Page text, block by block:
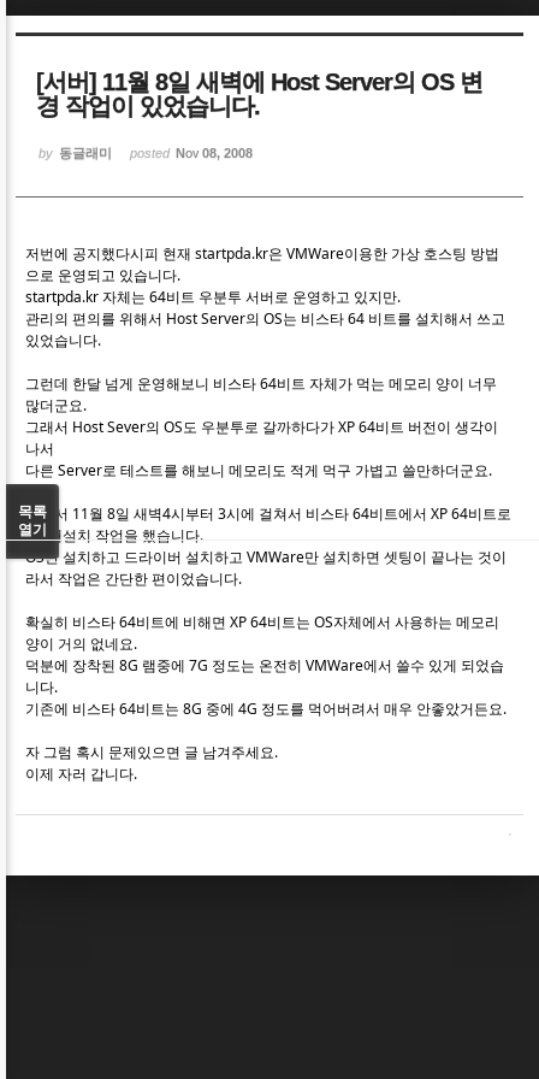
[서버] 11월 8일 새벽에 Host Server의 OS 변
경 작업이 있었습니다.
by 동글래미 posted Nov 08, 2008
저번에 공지했다시피 현재 startpda.kr은 VMWare이용한 가상 호스팅 방법
으로 운영되고 있습니다.
startpda.kr 자체는 64비트 우분투 서버로 운영하고 있지만.
관리의 편의를 위해서 Host Server의 OS는 비스타 64 비트를 설치해서 쓰고
있었습니다.
그런데 한달 넘게 운영해보니 비스타 64비트 자체가 먹는 메모리 양이 너무
많더군요.
그래서 Host Sever의 OS도 우분투로 갈까하다가 XP 64비트 버전이 생각이
나서
다른 Server로 테스트를 해보니 메모리도 적게 먹구 가볍고 쓸만하더군요.
그래서 11월 8일 새벽4시부터 3시에 걸쳐서 비스타 64비트에서 XP 64비트로
OS 재설치 작업을 했습니다.
OS만 설치하고 드라이버 설치하고 VMWare만 설치하면 셋팅이 끝나는 것이
라서 작업은 간단한 편이었습니다.
확실히 비스타 64비트에 비해면 XP 64비트는 OS자체에서 사용하는 메모리
양이 거의 없네요.
덕분에 장착된 8G 램중에 7G 정도는 온전히 VMWare에서 쓸수 있게 되었습
니다.
기존에 비스타 64비트는 8G 중에 4G 정도를 먹어버려서 매우 안좋았거든요.
자 그럼 혹시 문제있으면 글 남겨주세요.
이제 자러 갑니다.
목록
열기
Sketchbook5, 스케치북5
Sketchbook5, 스케치북5
Sketchbook5, 스케치북5
Sketchbook5, 스케치북5